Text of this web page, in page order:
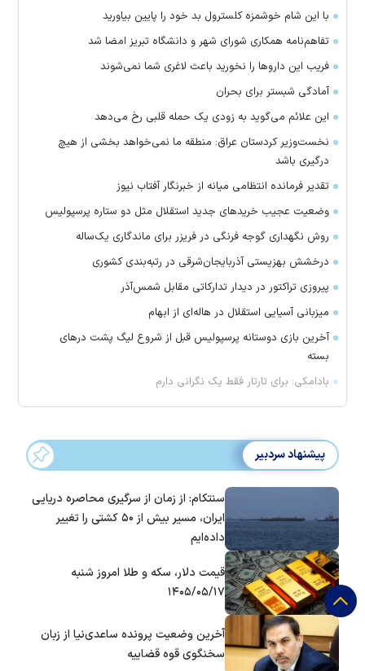
با این شام خوشمزه کلسترول بد خود را پایین بیاورید
تفاهم‌نامه همکاری شورای شهر و دانشگاه تبریز امضا شد
فریب این دارو‌ها را نخورید باعث لاغری شما نمی‌شوند
آمادگی شبستر برای بحران
این علائم می‌گوید به زودی یک حمله قلبی رخ می‌دهد
نخست‌وزیر کردستان عراق: منطقه ما نمی‌خواهد بخشی از هیچ
درگیری باشد
تقدیر فرمانده انتظامی میانه از خبرنگار آفتاب نیوز
وضعیت عجیب خرید‌های جدید استقلال مثل دو ستاره پرسپولیس
روش نگهداری گوجه فرنگی در فریزر برای ماندگاری یک‌ساله
درخشش بهزیستی آذربایجان‌شرقی در رتبه‌بندی کشوری
پیروزی تراکتور در دیدار تدارکاتی مقابل شمس‌آذر
میزبانی آسیایی استقلال در هاله‌ای از ابهام
آخرین بازی دوستانه پرسپولیس قبل از شروع لیگ پشت در‌های
بسته
بادامکی: برای تارتار فقط یک نگرانی دارم
پیشنهاد سردبیر
سنتکام: از زمان از سرگیری محاصره دریایی
ایران، مسیر بیش از ۵۰ کشتی را تغییر
داده‌ایم
قیمت دلار، سکه و طلا امروز شنبه
۱۴۰۵/۰۵/۱۷
آخرین وضعیت پرونده ساعدی‌نیا از زبان
سخنگوی قوه قضاییه